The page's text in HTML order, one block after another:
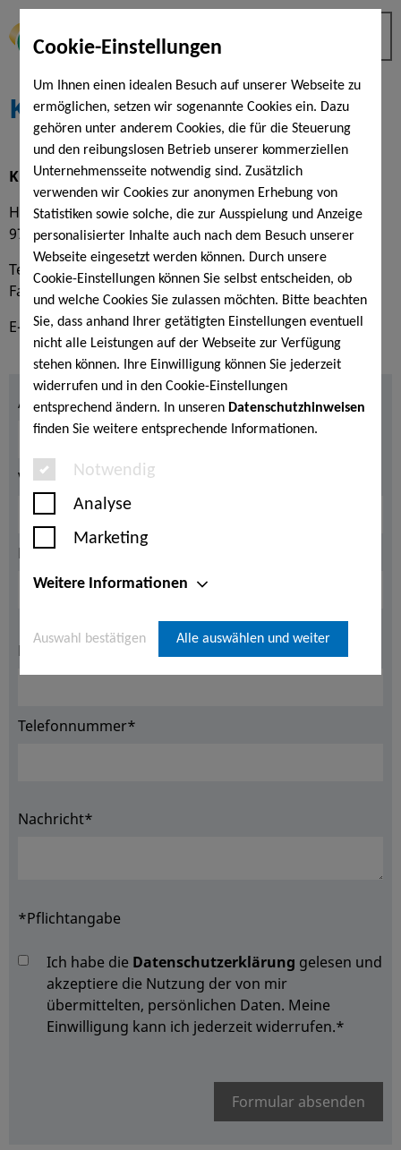
Cookie-Einstellungen
Um Ihnen einen idealen Besuch auf unserer Webseite zu
ermöglichen, setzen wir sogenannte Cookies ein. Dazu
gehören unter anderem Cookies, die für die Steuerung
und den reibungslosen Betrieb unserer kommerziellen
Unternehmensseite notwendig sind. Zusätzlich
verwenden wir Cookies zur anonymen Erhebung von
Statistiken sowie solche, die zur Ausspielung und Anzeige
personalisierter Inhalte auch nach dem Besuch unserer
Webseite eingesetzt werden können. Durch unsere
Cookie-Einstellungen können Sie selbst entscheiden, ob
und welche Cookies Sie zulassen möchten. Bitte beachten
Sie, dass anhand Ihrer getätigten Einstellungen eventuell
nicht alle Leistungen auf der Webseite zur Verfügung
stehen können. Ihre Einwilligung können Sie jederzeit
widerrufen und in den Cookie-Einstellungen
entsprechend ändern. In unseren Datenschutzhinweisen
finden Sie weitere entsprechende Informationen.
Notwendig
Analyse
Marketing
Weitere Informationen
Auswahl bestätigen Alle auswählen und weiter
Kontakt
KissSalis Therme
Heiligenfelder Allee 16
97688 Bad Kissingen
Tel. (0971) 12 18 00 - 0
Fax (0971) 12 18 00 - 99
E-Mail:info@kisssalis.de
Anrede*
Vorname*
Nachname*
E-Mail Adresse*
Telefonnummer*
Nachricht*
*Pflichtangabe
Ich habe die Datenschutzerklärung gelesen und
akzeptiere die Nutzung der von mir
übermittelten, persönlichen Daten. Meine
Einwilligung kann ich jederzeit widerrufen.*
Formular absenden